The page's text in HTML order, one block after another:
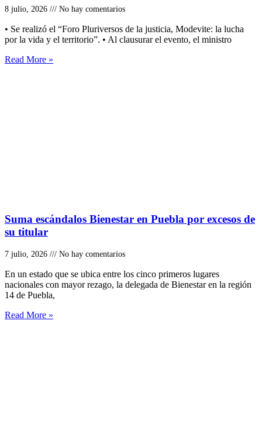
8 julio, 2026 No hay comentarios
• Se realizó el “Foro Pluriversos de la justicia, Modevite: la lucha
por la vida y el territorio”. • Al clausurar el evento, el ministro
Read More »
Suma escándalos Bienestar en Puebla por excesos de
su titular
7 julio, 2026 No hay comentarios
En un estado que se ubica entre los cinco primeros lugares
nacionales con mayor rezago, la delegada de Bienestar en la región
14 de Puebla,
Read More »